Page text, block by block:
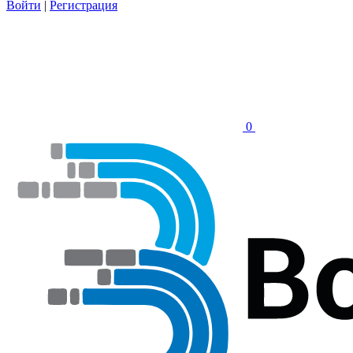
Войти | Регистрация
0